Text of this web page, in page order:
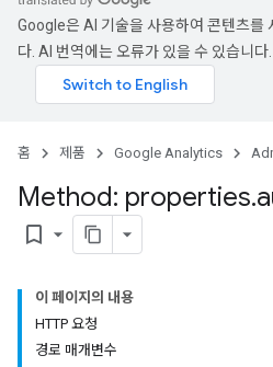
Google은 AI 기술을 사용하여 콘텐츠를
다. AI 번역에는 오류가 있을 수 있습니다.
홈 제품 Google Analytics
Method: properties.
bookmark_border
이 페이지의 내용
HTTP 요청
경로 매개변수